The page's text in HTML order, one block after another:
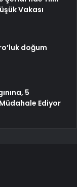
Vakası
doğum
5
Ediyor